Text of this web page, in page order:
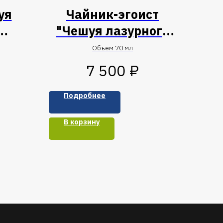
Чайник-эгоист
"Чешуя лазурного
дракона"
Объем 70 мл
7 500 ₽
Подробнее
В корзину